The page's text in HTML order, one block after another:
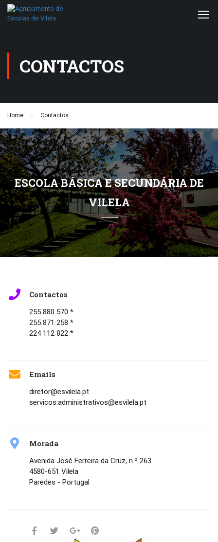
CONTACTOS
Home Contactos
ESCOLA BÁSICA E SECUNDÁRIA DE
VILELA
Contactos
255 880 570 *
255 871 258 *
224 112 822 *
Emails
diretor@esvilela.pt
servicos.administrativos@esvilela.pt
Morada
Avenida José Ferreira da Cruz, n.º 263
4580-651 Vilela
Paredes - Portugal